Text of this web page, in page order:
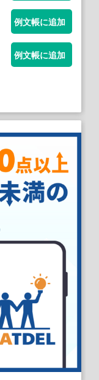
例文帳に追加
例文帳に追加